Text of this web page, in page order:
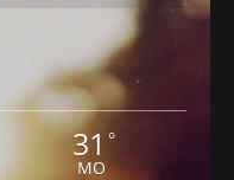
31 °
MO